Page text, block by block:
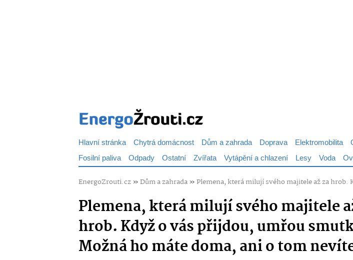
Hlavní stránka Chytrá domácnost Dům a zahrada Doprava Elektromobilita
Fosilní paliva Odpady Ostatní Zvířata Vytápění a chlazení Lesy Voda
EnergoZrouti.cz»Dům a zahrada»Plemena, která milují svého majitele až za
Plemena, která milují svého majitele
hrob. Když o vás přijdou, umřou
Možná ho máte doma, ani o tom